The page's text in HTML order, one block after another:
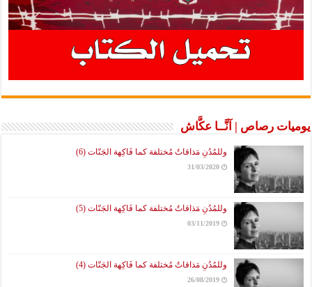
يوميات رصاص | آنَّــا عكَّاش
وللمُدُنِ مَذاقاتٌ مُختلفة كما فَاكِهة الجَنّات (6)
31/03/2020
وللمُدُنِ مَذاقاتٌ مُختلفة كما فَاكِهة الجَنّات (5)
03/11/2019
وللمُدُنِ مَذاقاتٌ مُختلفة كما فَاكِهة الجَنّات (4)
26/08/2019